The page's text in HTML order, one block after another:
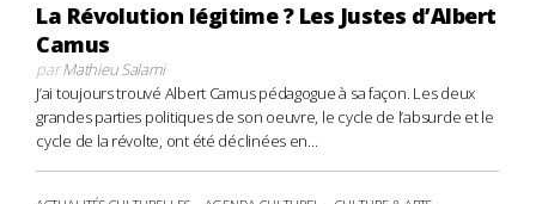
La Révolution légitime ? Les Justes d’Albert
Camus
parMathieu Salami
J’ai toujours trouvé Albert Camus pédagogue à sa façon. Les deux
grandes parties politiques de son oeuvre, le cycle de l’absurde et le
cycle de la révolte, ont été déclinées en...